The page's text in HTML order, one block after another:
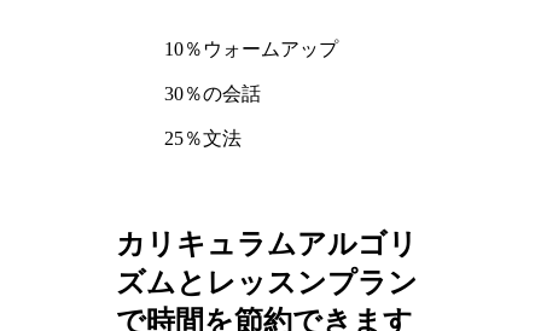
10％ウォームアップ
30％の会話
25％文法
カリキュラムアルゴリ
ズムとレッスンプラン
で時間を節約できます